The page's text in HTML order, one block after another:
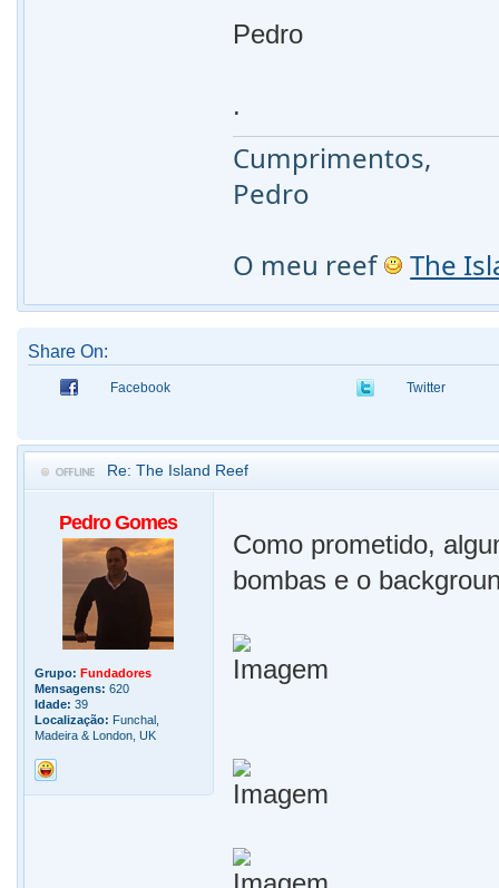
Pedro
.
Cumprimentos,
Pedro
O meu reef
The
Share On:
Facebook Twitter
Re: The Island Reef
Pedro Gomes
Grupo: Fundadores
Mensagens: 620
Idade: 39
Localização: Funchal,
Madeira & London, UK
Como prometido,
bombas e o